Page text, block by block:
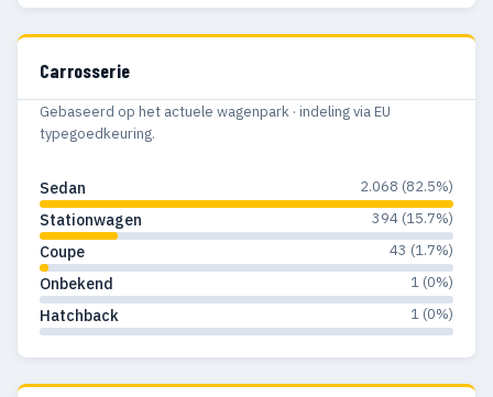
Carrosserie
Gebaseerd op het actuele wagenpark · indeling via EU
typegoedkeuring.
Sedan 2.068 (82.5%)
Stationwagen 394 (15.7%)
Coupe 43 (1.7%)
Onbekend 1 (0%)
Hatchback 1 (0%)